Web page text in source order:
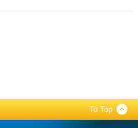
To Top